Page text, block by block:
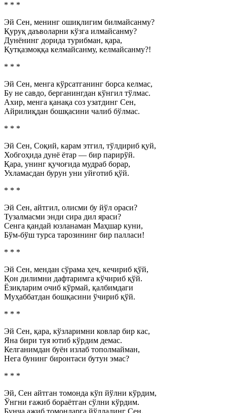
* * *
Эй Сен, менинг ошиқлигим билмайсанму?
Қуруқ даъволарни кўзга илмайсанму?
Дунёнинг дорида турибман, қара,
Қутқазмоққа келмайсанму, келмайсанму?!
* * *
Эй Сен, менга кўрсатганинг борса келмас,
Бу не савдо, берганингдан кўнгил тўлмас.
Ахир, менга қанақа соз узатдинг Сен,
Айрилиқдан бошқасини чалиб бўлмас.
* * *
Эй Сен, Соқий, карам этгил, тўлдириб қуй,
Хобгоҳида дунё ётар — бир парирўй.
Қара, унинг қучоғида мудраб борар,
Ухламасдан бурун уни уйғотиб қўй.
* * *
Эй Сен, айтгил, олисми бу йўл ораси?
Тузалмасми энди сира дил яраси?
Сенга қандай юзланаман Маҳшар куни,
Бўм-бўш турса тарозининг бир палласи!
* * *
Эй Сен, мендан сўрама ҳеч, кечириб қўй,
Қон дилимни дафтаримга кўчириб қўй.
Ёзиқларим очиб кўрмай, қалбимдаги
Муҳаббатдан бошқасини ўчириб қўй.
* * *
Эй Сен, қара, кўзларимни ковлар бир кас,
Яна бири туя ютиб кўрдим демас.
Келганимдан буён излаб тополмайман,
Нега бунинг биронтаси бутун эмас?
* * *
Эй, Сен айтган томонда кўп йўлни кўрдим,
Ўнгни ғажиб бораётган сўлни кўрдим.
Бунча ажиб томонларга йўлладинг Сен,